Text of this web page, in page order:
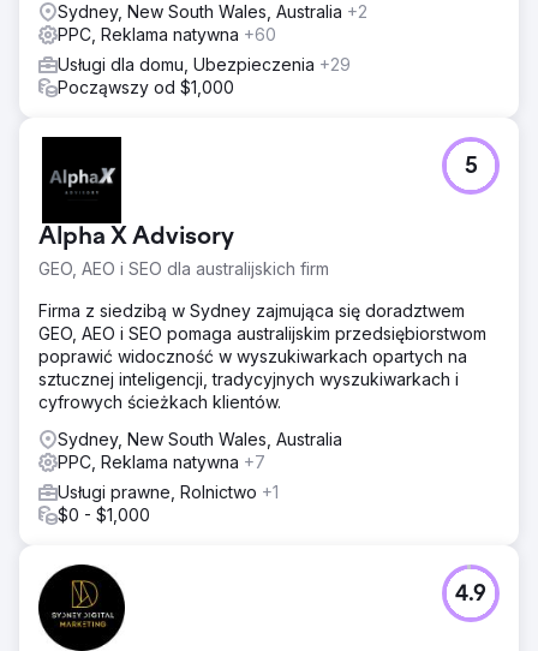
Sydney, New South Wales, Australia +2
PPC, Reklama natywna +60
Usługi dla domu, Ubezpieczenia +29
Począwszy od $1,000
Alpha X Advisory
GEO, AEO i SEO dla australijskich firm
5
Firma z siedzibą w Sydney zajmująca się doradztwem
GEO, AEO i SEO pomaga australijskim przedsiębiorstwom
poprawić widoczność w wyszukiwarkach opartych na
sztucznej inteligencji, tradycyjnych wyszukiwarkach i
cyfrowych ścieżkach klientów.
Sydney, New South Wales, Australia
PPC, Reklama natywna +7
Usługi prawne, Rolnictwo +1
$0 - $1,000
4.9